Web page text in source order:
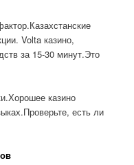
Volta казино,
за 15-30 минут.Это
казино
есть ли